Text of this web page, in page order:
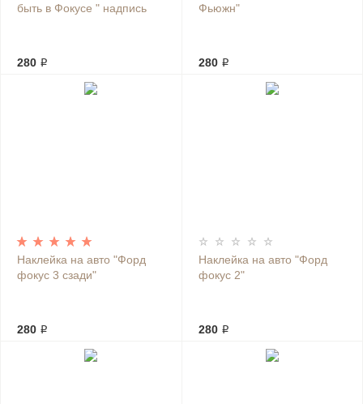
быть в Фокусе " надпись
280 ₽
Фьюжн"
280 ₽
Наклейка на авто "Форд
фокус 3 сзади"
280 ₽
Наклейка на авто "Форд
фокус 2"
280 ₽